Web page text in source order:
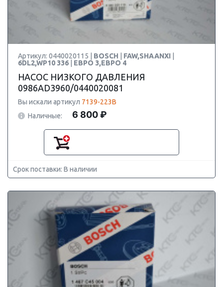
Артикул: 0440020115 | BOSCH FAW,SHAANXI
6DL2,WP10 336
ЕВРО 3,ЕВРО 4
НАСОС НИЗКОГО ДАВЛЕНИЯ
0986AD3960/0440020081
Вы искали артикул 7139-223B
Наличные:
6 800 ₽
Срок поставки: В наличии